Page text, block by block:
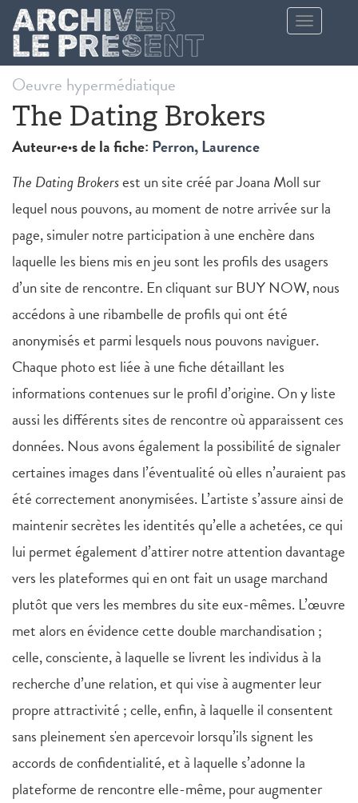
Aller au contenu principal
Toggle
navigation
Oeuvre hypermédiatique
The Dating Brokers
Auteur·e·s de la fiche: Perron, Laurence
The Dating Brokersest un site créé par Joana Moll sur
lequel nous pouvons, au moment de notre arrivée sur la
page, simuler notre participation à une enchère dans
laquelle les biens mis en jeu sont les profils des usagers
d’un site de rencontre. En cliquant sur BUY NOW, nous
accédons à une ribambelle de profils qui ont été
anonymisés et parmi lesquels nous pouvons naviguer.
Chaque photo est liée à une fiche détaillant les
informations contenues sur le profil d’origine. On y liste
aussi les différents sites de rencontre où apparaissent ces
données. Nous avons également la possibilité de signaler
certaines images dans l’éventualité où elles n’auraient pas
été correctement anonymisées. L’artiste s’assure ainsi de
maintenir secrètes les identités qu’elle a achetées, ce qui
lui permet également d’attirer notre attention davantage
vers les plateformes qui en ont fait un usage marchand
plutôt que vers les membres du site eux-mêmes. L’œuvre
met alors en évidence cette double marchandisation ;
celle, consciente, à laquelle se livrent les individus à la
recherche d’une relation, et qui vise à augmenter leur
propre attractivité ; celle, enfin, à laquelle il consentent
sans pleinement s'en apercevoir lorsqu’ils signent les
accords de confidentialité, et à laquelle s’adonne la
plateforme de rencontre elle-même, pour augmenter